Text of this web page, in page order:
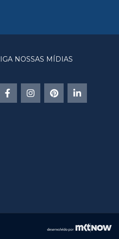
NOSSAS MÍDIAS